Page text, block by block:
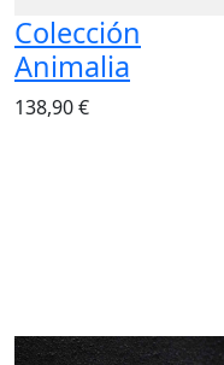
Colección
Animalia
138,90 €